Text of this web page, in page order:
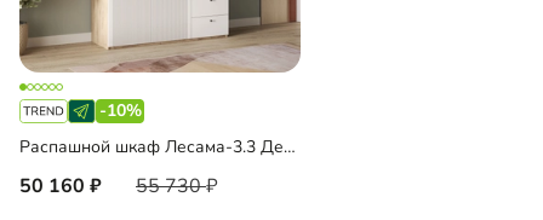
-10%
Распашной шкаф Лесама-3.3 Декор 2
50 160 55 730